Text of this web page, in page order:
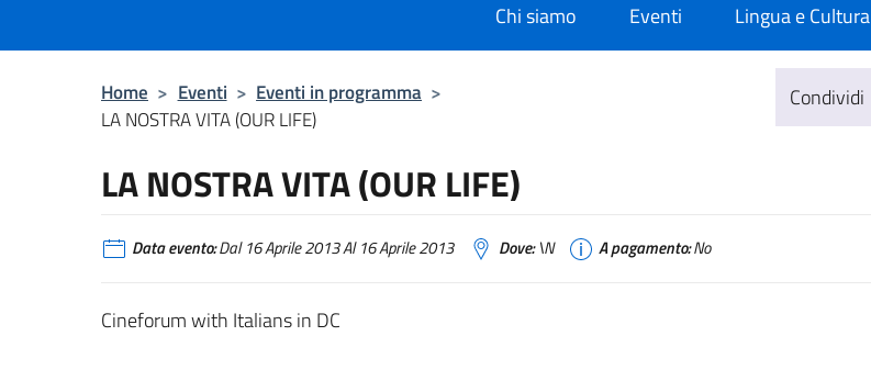
Chi siamo Eventi Lingua e Cultura
Home > Eventi > Eventi in programma >
LA NOSTRA VITA (OUR LIFE)
Condividi
LA NOSTRA VITA (OUR LIFE)
Data evento:Dal 16 Aprile 2013 Al 16 Aprile 2013 Dove:\N A pagamento:No
Cineforum with Italians in DC